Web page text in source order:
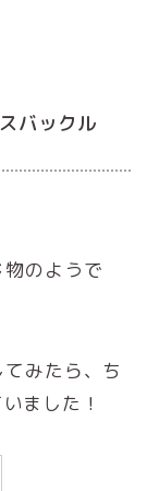
バックル
のようで
みたら、ち
ました！